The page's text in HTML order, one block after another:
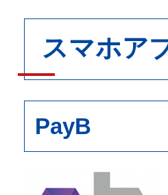
スマホア
PayB